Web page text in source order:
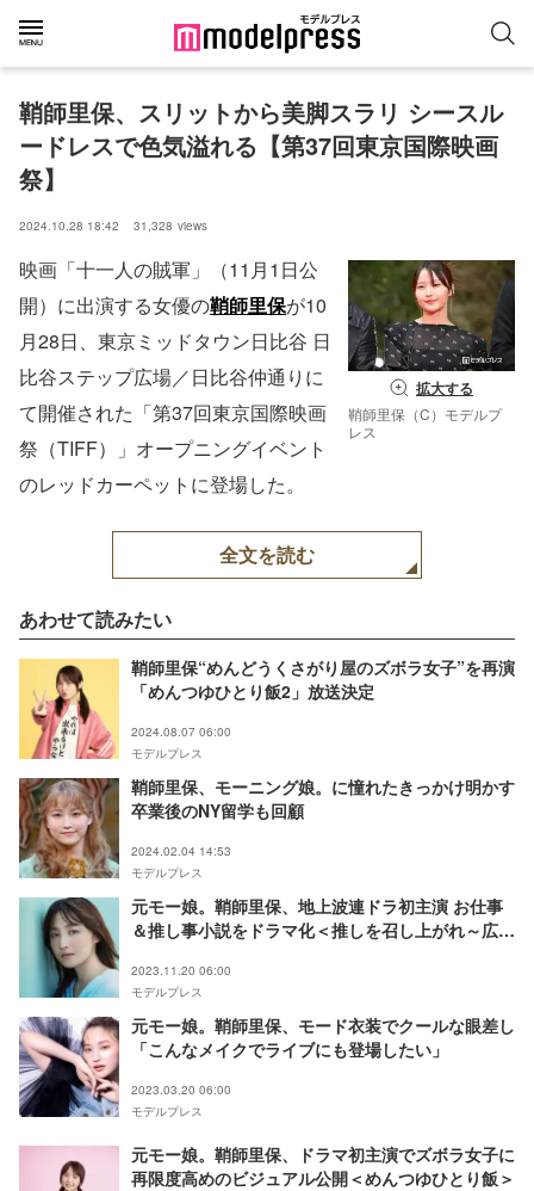
鞘師里保、スリットから美脚スラリ シースル
ードレスで色気溢れる【第37回東京国際映画
祭】
2024.10.28 18:42 31,328 views
拡大する
鞘師里保（C）モデルプ
レス
映画「十一人の賊軍」（11月1日公
開）に出演する女優の鞘師里保が10
月28日、東京ミッドタウン日比谷 日
比谷ステップ広場／日比谷仲通りに
て開催された「第37回東京国際映画
祭（TIFF）」オープニングイベント
のレッドカーペットに登場した。
全文を読む
あわせて読みたい
鞘師里保“めんどうくさがり屋のズボラ女子”を再演
「めんつゆひとり飯2」放送決定
2024.08.07 06:00
モデルプレス
鞘師里保、モーニング娘。に憧れたきっかけ明かす
卒業後のNY留学も回顧
2024.02.04 14:53
モデルプレス
元モー娘。鞘師里保、地上波連ドラ初主演 お仕事
＆推し事小説をドラマ化＜推しを召し上がれ～広報
2023.11.20 06:00
モデルプレス
元モー娘。鞘師里保、モード衣装でクールな眼差し
「こんなメイクでライブにも登場したい」
2023.03.20 06:00
モデルプレス
元モー娘。鞘師里保、ドラマ初主演でズボラ女子に
再限度高めのビジュアル公開＜めんつゆひとり飯＞